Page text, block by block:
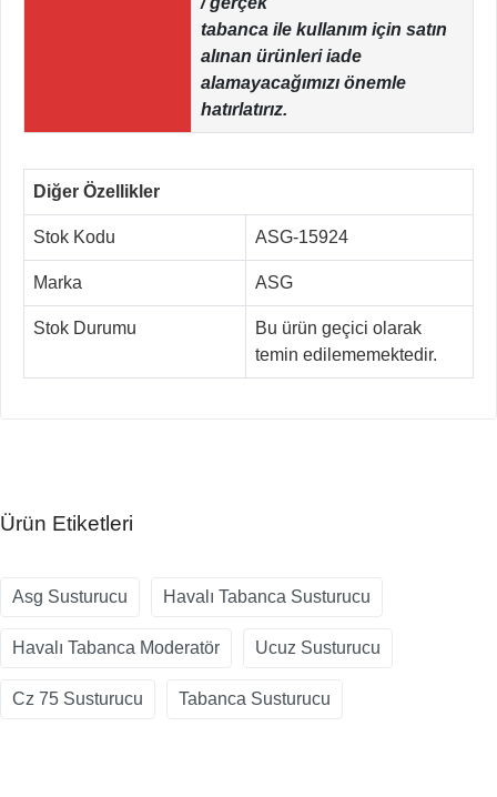
tabanca ile kullanım için satın
alınan ürünleri iade
alamayacağımızı önemle
hatırlatırız.
Diğer Özellikler
Stok Kodu ASG-15924
Marka ASG
Stok Durumu
Bu ürün geçici olarak
temin edilememektedir.
Ürün Etiketleri
Asg Susturucu Havalı Tabanca Susturucu
Havalı Tabanca Moderatör Ucuz Susturucu
Cz 75 Susturucu Tabanca Susturucu